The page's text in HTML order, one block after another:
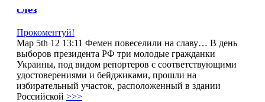
слез
Прокоментуй!
Мар 5th 12 13:11 Фемен повеселили на славу… В день
выборов президента РФ три молодые гражданки
Украины, под видом репортеров с соответствующими
удостоверениями и бейджиками, прошли на
избирательный участок, расположенный в здании
Российской >>>